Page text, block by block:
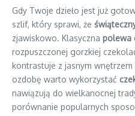
Gdy Twoje dzieło jest już
szlif, który sprawi, że
zjawiskowo. Klasyczna polewa
rozpuszczonej gorzkiej
kontrastuje z jasnym wnętrzem
ozdobę warto wykorzystać
nawiązują do wielkanocnej
porównanie popularnych